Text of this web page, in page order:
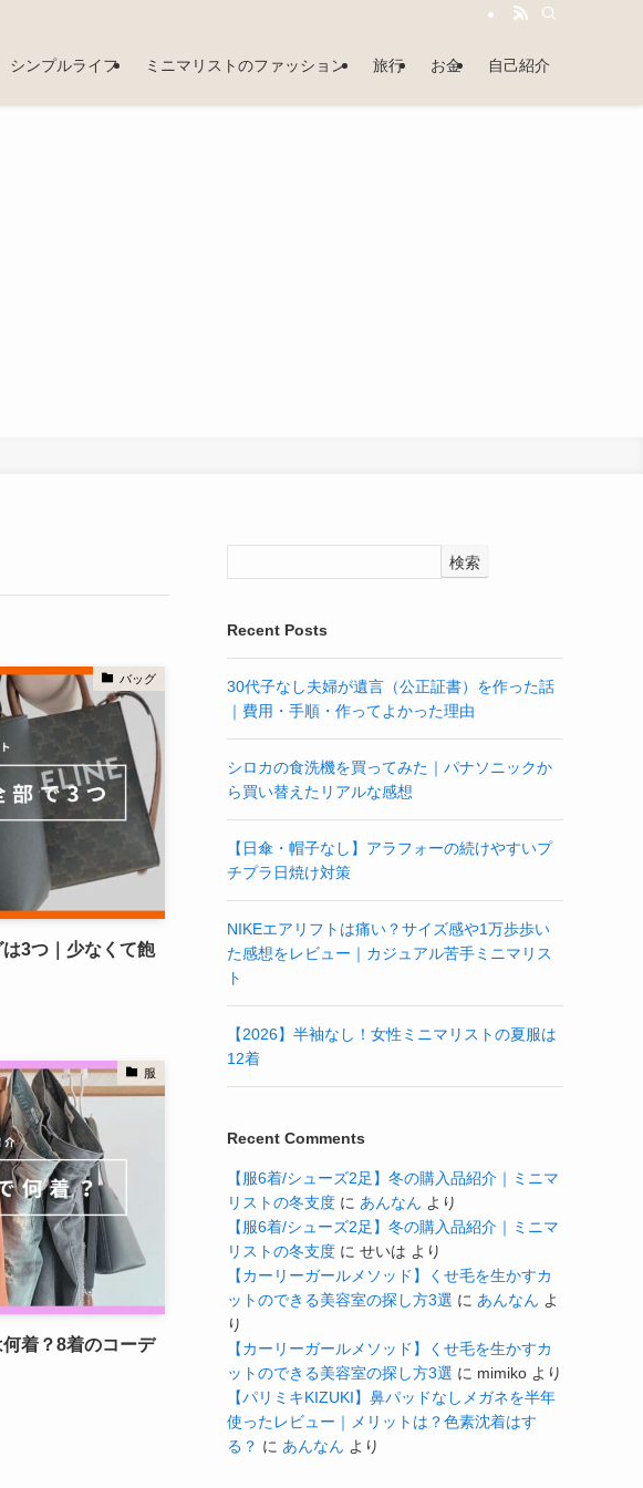
シンプルライフ ミニマリストのファッション 旅行 お金 自己紹介
バッグ
は3つ｜少なくて飽
服
何着？8着のコーデ
検索
Recent Posts
30代子なし夫婦が遺言（公正証書）を作った話
｜費用・手順・作ってよかった理由
シロカの食洗機を買ってみた｜パナソニックか
ら買い替えたリアルな感想
【日傘・帽子なし】アラフォーの続けやすいプ
チプラ日焼け対策
NIKEエアリフトは痛い？サイズ感や1万歩歩い
た感想をレビュー｜カジュアル苦手ミニマリス
ト
【2026】半袖なし！女性ミニマリストの夏服は
12着
Recent Comments
【服6着/シューズ2足】冬の購入品紹介｜ミニマ
リストの冬支度 に あんなん より
【服6着/シューズ2足】冬の購入品紹介｜ミニマ
リストの冬支度 に せいは より
【カーリーガールメソッド】くせ毛を生かすカ
ットのできる美容室の探し方3選 に あんなん よ
り
【カーリーガールメソッド】くせ毛を生かすカ
ットのできる美容室の探し方3選 に mimiko より
【パリミキKIZUKI】鼻パッドなしメガネを半年
使ったレビュー｜メリットは？色素沈着はす
る？ に あんなん より